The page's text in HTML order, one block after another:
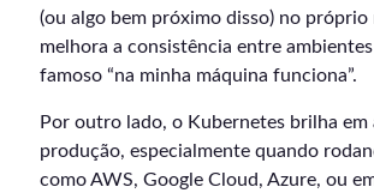
(ou algo bem próximo disso) no próprio
melhora a consistência entre
famoso “na minha máquina funciona”.
Por outro lado, o Kubernetes brilha em
produção, especialmente quando
como AWS, Google Cloud, Azure, ou